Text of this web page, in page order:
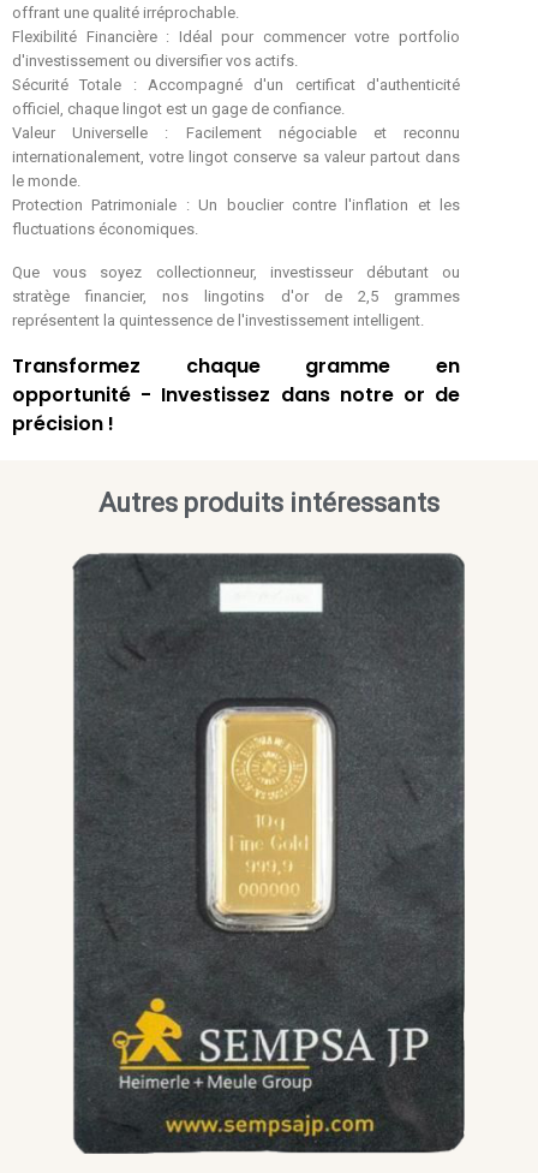
offrant une qualité irréprochable.
Flexibilité Financière : Idéal pour commencer votre portfolio
d'investissement ou diversifier vos actifs.
Sécurité Totale : Accompagné d'un certificat d'authenticité
officiel, chaque lingot est un gage de confiance.
Valeur Universelle : Facilement négociable et reconnu
internationalement, votre lingot conserve sa valeur partout dans
le monde.
Protection Patrimoniale : Un bouclier contre l'inflation et les
fluctuations économiques.
Que vous soyez collectionneur, investisseur débutant ou
stratège financier, nos lingotins d'or de 2,5 grammes
représentent la quintessence de l'investissement intelligent.
Transformez chaque gramme en
opportunité - Investissez dans notre or de
précision !
Autres produits intéressants